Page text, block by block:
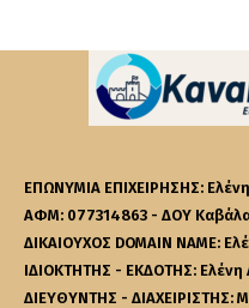
ΕΠΩΝΥΜΙΑ ΕΠΙΧΕΙΡΗΣΗΣ:
ΑΦΜ: 077314863 - ΔΟΥ
ΔΙΚΑΙΟΥΧΟΣ DOMAIN NAME:
ΙΔΙΟΚΤΗΤΗΣ - ΕΚΔΟΤΗΣ:
ΔΙΕΥΘΥΝΤΗΣ - ΔΙΑΧΕΙΡΙΣΤΗΣ: